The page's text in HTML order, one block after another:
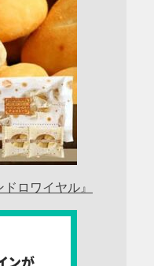
ロワイヤル』